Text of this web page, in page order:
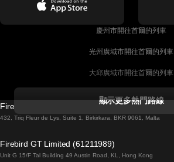
慶州市開往首爾的列車
光州廣域市開往首爾的列車
大邱廣域市開往首爾的列車
都柏林開往戈尔韦的列車
羅馬開往拿坡里的列車
顯示更多熱門路線
Firebird GT Limited (OC 1451)
432, Triq Fleur de Lys, Suite 1, Birkirkara, BKR 9061, Malta
Firebird GT Limited (61211989)
Unit G 15/F Tal Building 49 Austin Road, KL, Hong Kong